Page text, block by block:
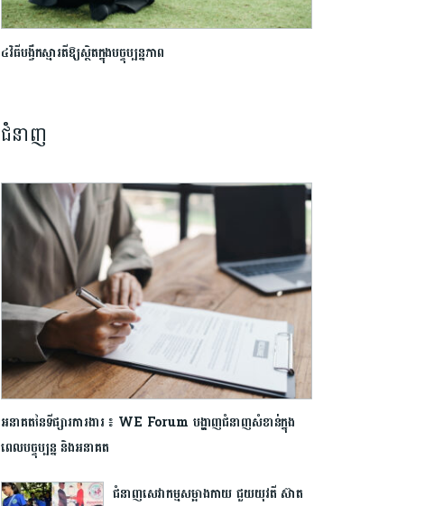
៤វិធីបង្វឹកស្មារតីឱ្យស្ថិតក្នុងបច្ចុប្បន្នភាព
ជំនាញ
អនាគតនៃទីផ្សារការងារ ៖ WE Forum បង្ហាញជំនាញសំខាន់ក្នុង
ពេលបច្ចុប្បន្ន និងអនាគត
ជំនាញសេវាកម្មសម្អាងកាយ ជួយយុវតី ស៊ាត